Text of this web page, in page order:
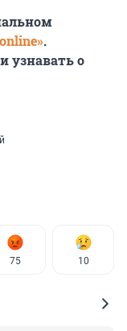
.
узнавать о
75 10